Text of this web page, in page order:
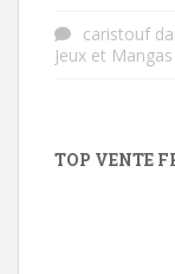
caristouf
Jeux et Mangas
TOP VENTE